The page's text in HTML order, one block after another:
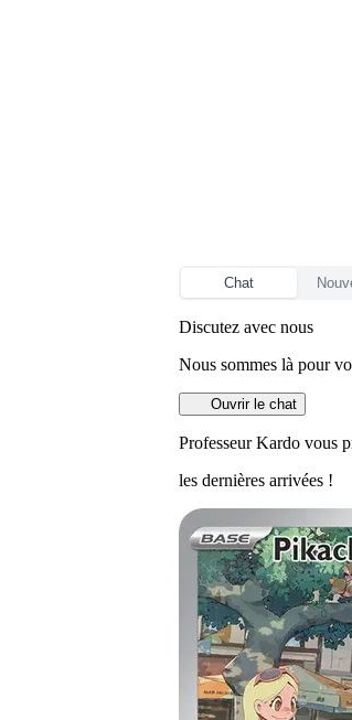
Chat
Discutez avec nous
Nous sommes là pour
Ouvrir le chat
Professeur Kardo vous
les dernières arrivées !